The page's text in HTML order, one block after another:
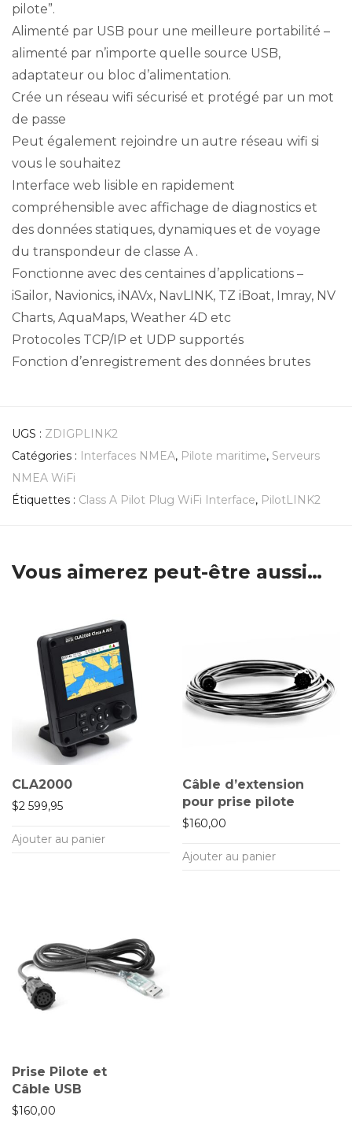
pilote”.
Alimenté par USB pour une meilleure portabilité –
alimenté par n’importe quelle source USB,
adaptateur ou bloc d’alimentation.
Crée un réseau wifi sécurisé et protégé par un mot
de passe
Peut également rejoindre un autre réseau wifi si
vous le souhaitez
Interface web lisible en rapidement
compréhensible avec affichage de diagnostics et
des données statiques, dynamiques et de voyage
du transpondeur de classe A .
Fonctionne avec des centaines d’applications –
iSailor, Navionics, iNAVx, NavLINK, TZ iBoat, Imray, NV
Charts, AquaMaps, Weather 4D etc
Protocoles TCP/IP et UDP supportés
Fonction d’enregistrement des données brutes
UGS : ZDIGPLINK2
Catégories : Interfaces NMEA, Pilote maritime, Serveurs
NMEA WiFi
Étiquettes : Class A Pilot Plug WiFi Interface, PilotLINK2
Vous aimerez peut-être aussi…
CLA2000
$2 599,95
Ajouter au panier
Câble d’extension
pour prise pilote
$160,00
Ajouter au panier
Prise Pilote et
Câble USB
$160,00